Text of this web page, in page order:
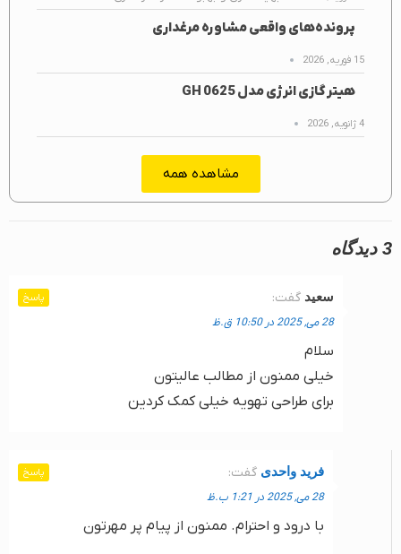
پرونده‌های واقعی مشاوره مرغداری
15 فوریه, 2026
هیتر گازی انرژی مدل GH 0625
4 ژانویه, 2026
مشاهده همه
3 دیدگاه
سعید گفت:
28 می, 2025 در 10:50 ق.ظ
سلام
خیلی ممنون از مطالب عالیتون
برای طراحی تهویه خیلی کمک کردین
پاسخ
فرید واحدی گفت:
28 می, 2025 در 1:21 ب.ظ
با درود و احترام. ممنون از پیام پر مهرتون
پاسخ